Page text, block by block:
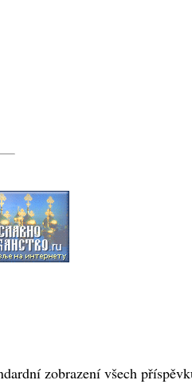
zobrazení všech